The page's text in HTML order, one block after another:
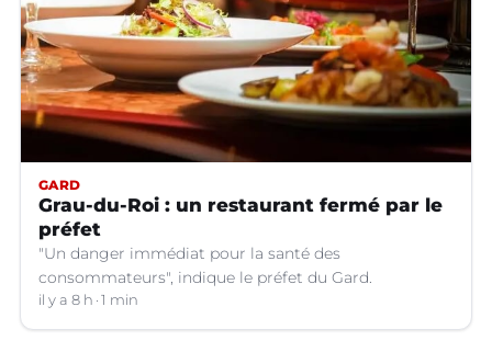
GARD
Grau-du-Roi : un restaurant fermé par le
préfet
"Un danger immédiat pour la santé des
consommateurs", indique le préfet du Gard.
il y a 8 h 1 min